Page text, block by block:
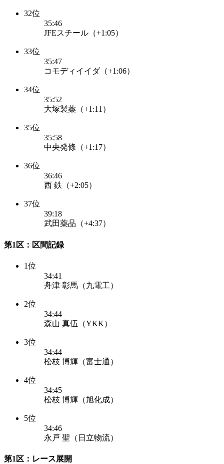
32位
35:46
JFEスチール（+1:05）
33位
35:47
コモディイイダ（+1:06）
34位
35:52
大塚製薬（+1:11）
35位
35:58
中央発條（+1:17）
36位
36:46
西 鉄（+2:05）
37位
39:18
武田薬品（+4:37）
第1区：区間記録
1位
34:41
舟津 彰馬（九電工）
2位
34:44
森山 真伍（YKK）
3位
34:44
松枝 博輝（富士通）
4位
34:45
松枝 博輝（旭化成）
5位
34:46
永戸 聖（日立物流）
第1区：レース展開